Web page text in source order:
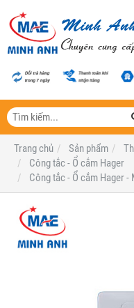
Trang chủ
Sản phẩm
Công tắc - Ổ cắm Hager
Công tắc - Ổ cắm Hager -